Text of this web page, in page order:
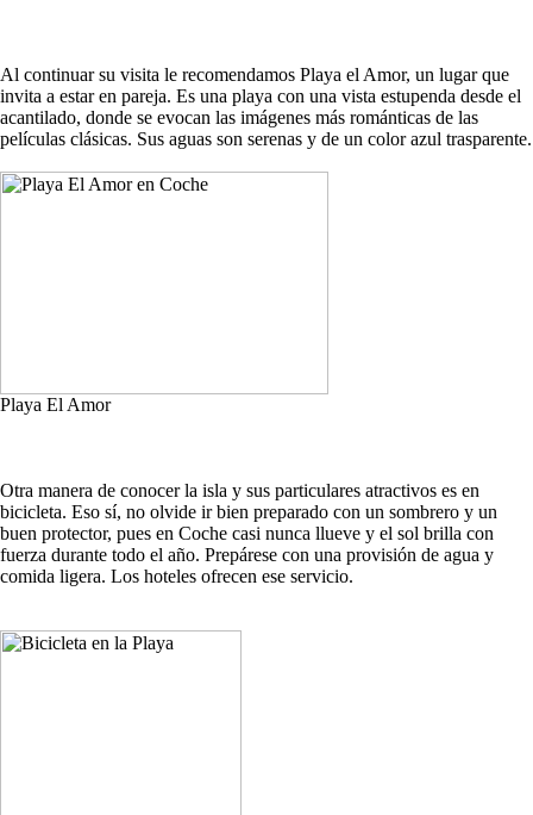
Al continuar su visita le recomendamos Playa el Amor, un lugar que
invita a estar en pareja. Es una playa con una vista estupenda desde el
acantilado, donde se evocan las imágenes más románticas de las
películas clásicas. Sus aguas son serenas y de un color azul trasparente.
Playa El Amor
Otra manera de conocer la isla y sus particulares atractivos es en
bicicleta. Eso sí, no olvide ir bien preparado con un sombrero y un
buen protector, pues en Coche casi nunca llueve y el sol brilla con
fuerza durante todo el año. Prepárese con una provisión de agua y
comida ligera. Los hoteles ofrecen ese servicio.